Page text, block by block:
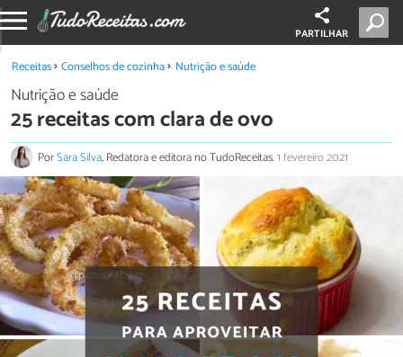
PARTILHAR
Receitas Conselhos de cozinha Nutrição e saúde
Nutrição e saúde
25 receitas com clara de ovo
PorSara Silva, Redatora e editora no TudoReceitas.1 fevereiro 2021